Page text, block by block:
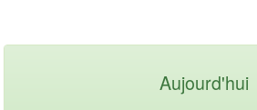
Aujourd'hui